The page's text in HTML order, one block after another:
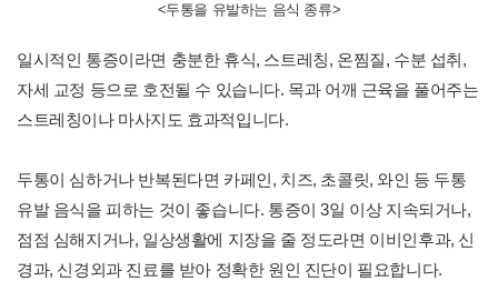
<두통을 유발하는 음식 종류>
일시적인 통증이라면 충분한 휴식, 스트레칭, 온찜질, 수분 섭취,
자세 교정 등으로 호전될 수 있습니다. 목과 어깨 근육을 풀어주는
스트레칭이나 마사지도 효과적입니다.
두통이 심하거나 반복된다면 카페인, 치즈, 초콜릿, 와인 등 두통
유발 음식을 피하는 것이 좋습니다. 통증이 3일 이상 지속되거나,
점점 심해지거나, 일상생활에 지장을 줄 정도라면 이비인후과, 신
경과, 신경외과 진료를 받아 정확한 원인 진단이 필요합니다.